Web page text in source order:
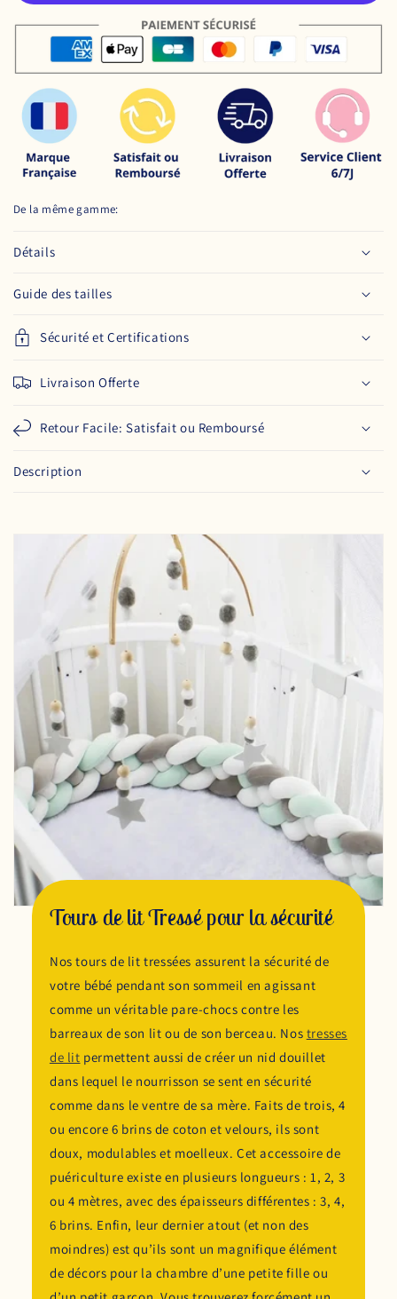
De la même gamme:
Détails
Guide des tailles
Sécurité et Certifications
Livraison Offerte
Retour Facile: Satisfait ou Remboursé
Description
Tours de lit Tressé pour la sécurité
Nos tours de lit tressées assurent la sécurité de
votre bébé pendant son sommeil en agissant
comme un véritable pare-chocs contre les
barreaux de son lit ou de son berceau. Nos tresses
de lit permettent aussi de créer un nid douillet
dans lequel le nourrisson se sent en sécurité
comme dans le ventre de sa mère. Faits de trois, 4
ou encore 6 brins de coton et velours, ils sont
doux, modulables et moelleux. Cet accessoire de
puériculture existe en plusieurs longueurs : 1, 2, 3
ou 4 mètres, avec des épaisseurs différentes : 3, 4,
6 brins. Enfin, leur dernier atout (et non des
moindres) est qu’ils sont un magnifique élément
de décors pour la chambre d’une petite fille ou